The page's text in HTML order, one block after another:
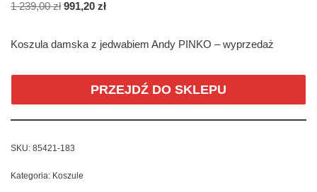
1 239,00zł 991,20 zł
Koszula damska z jedwabiem Andy PINKO – wyprzedaż
PRZEJDŹ DO SKLEPU
SKU: 85421-183
Kategoria: Koszule